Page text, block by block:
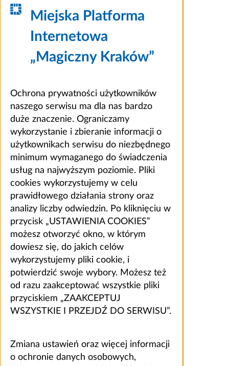
Miejska Platforma
Internetowa
„Magiczny Kraków”
Ochrona prywatności użytkowników
naszego serwisu ma dla nas bardzo
duże znaczenie. Ograniczamy
wykorzystanie i zbieranie informacji o
użytkownikach serwisu do niezbędnego
minimum wymaganego do świadczenia
usług na najwyższym poziomie. Pliki
cookies wykorzystujemy w celu
prawidłowego działania strony oraz
analizy liczby odwiedzin. Po kliknięciu w
przycisk „USTAWIENIA COOKIES”
możesz otworzyć okno, w którym
dowiesz się, do jakich celów
wykorzystujemy pliki cookie, i
potwierdzić swoje wybory. Możesz też
od razu zaakceptować wszystkie pliki
przyciskiem „ZAAKCEPTUJ
WSZYSTKIE I PRZEJDŹ DO SERWISU”.
Zmiana ustawień oraz więcej informacji
o ochronie danych osobowych,